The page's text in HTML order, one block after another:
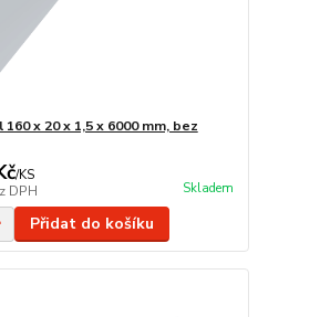
x 20 x 1,5 x 6000 mm, bez
/KS
DPH Skladem
Přidat do košíku